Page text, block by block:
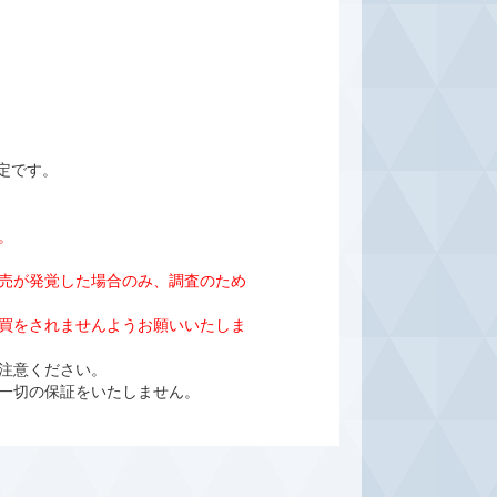
す。
が発覚した場合のみ、調査のため
をされませんようお願いいたしま
ください。
の保証をいたしません。